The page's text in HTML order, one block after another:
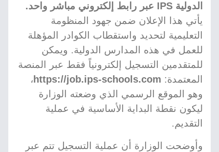
الدولية IPS عبر رابط إلكتروني مباشر واحد.
يأتي هذا الإعلان ضمن جهود المنظومة
التعليمية لتحديد واستقطاب الكوادر المؤهلة
للعمل في هذه المدارس الدولية. ويمكن
للمتقدمين التسجيل إلكترونياً فقط عبر المنصة
المعتمدة: https://job.ips-schools.com ،
وهو الموقع الرسمي الذي وضعته الوزارة
ليكون نقطة البداية الأساسية في عملية
التقديم.
وأوضحت الوزارة أن عملية التسجيل تتم عبر